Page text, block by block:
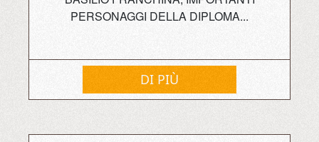
PERSONAGGI DELLA DIPLOMA...
DI PIÙ